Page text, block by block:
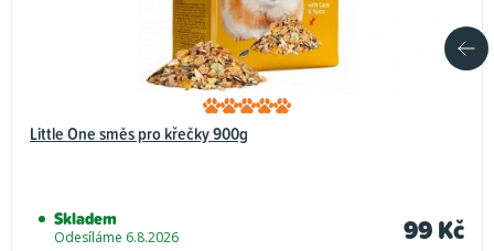
Little One směs pro křečky 900g
Skladem
Odesíláme 6.8.2026 99 Kč